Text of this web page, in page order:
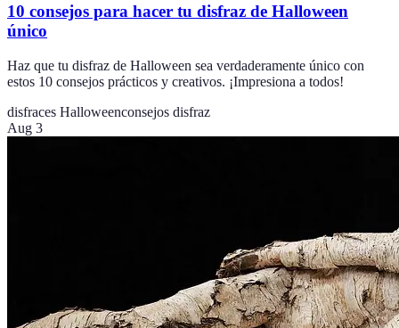
10 consejos para hacer tu disfraz de Halloween
único
Haz que tu disfraz de Halloween sea verdaderamente único con
estos 10 consejos prácticos y creativos. ¡Impresiona a todos!
disfraces Halloweenconsejos disfraz
Aug 3